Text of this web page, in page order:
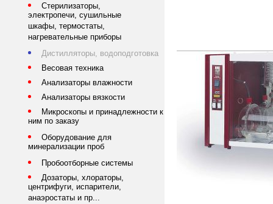
Стерилизаторы,
электропечи, сушильные
шкафы, термостаты,
нагревательные приборы
Дистилляторы, водоподготовка
Весовая техника
Анализаторы влажности
Анализаторы вязкости
Микроскопы и принадлежности к
ним по заказу
Оборудование для
минерализации проб
Пробоотборные системы
Дозаторы, хлораторы,
центрифуги, испарители,
анаэростаты и пр...